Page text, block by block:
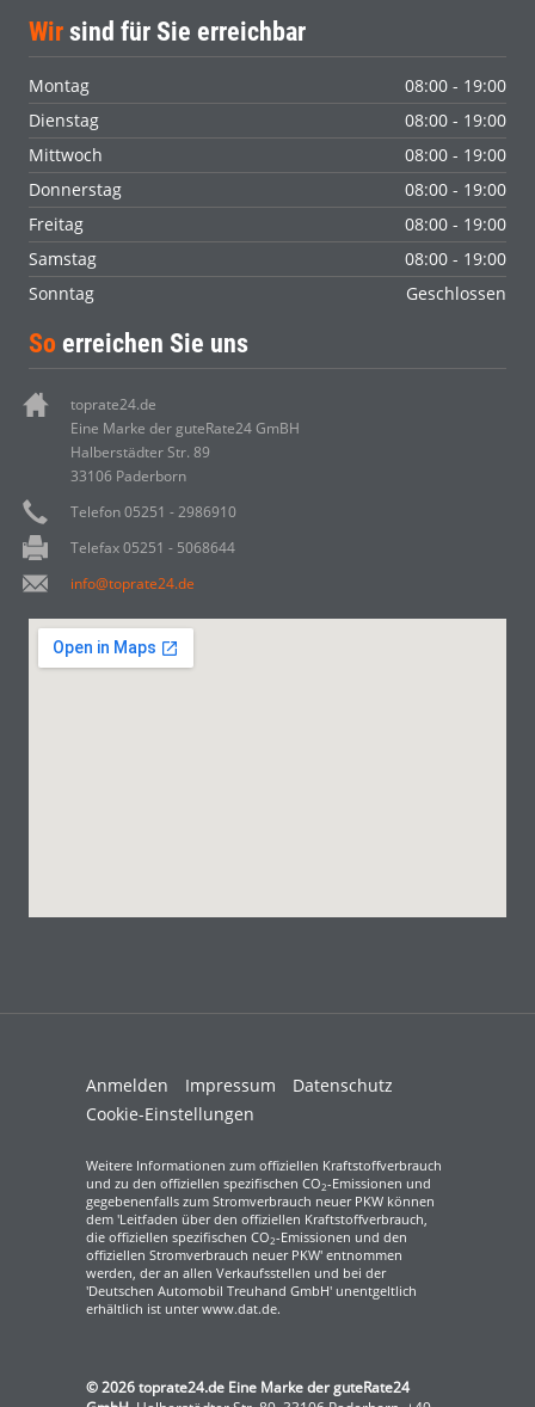
Wir sind für Sie erreichbar
Montag
08:00 - 19:00
Dienstag
08:00 - 19:00
Mittwoch
08:00 - 19:00
Donnerstag
08:00 - 19:00
Freitag
08:00 - 19:00
Samstag
08:00 - 19:00
Sonntag
Geschlossen
So erreichen Sie uns
toprate24.de
Eine Marke der guteRate24 GmBH
Halberstädter Str. 89
33106 Paderborn
Telefon 05251 - 2986910
Telefax 05251 - 5068644
info@toprate24.de
Anmelden Impressum
Datenschutz
Cookie-Einstellungen
Weitere Informationen zum offiziellen Kraftstoffverbrauch
und zu den offiziellen spezifischen CO2-Emissionen und
gegebenenfalls zum Stromverbrauch neuer PKW können
dem 'Leitfaden über den offiziellen Kraftstoffverbrauch,
die offiziellen spezifischen CO2-Emissionen und den
offiziellen Stromverbrauch neuer PKW' entnommen
werden, der an allen Verkaufsstellen und bei der
'Deutschen Automobil Treuhand GmbH' unentgeltlich
erhältlich ist unter www.dat.de.
© 2026toprate24.de Eine Marke der guteRate24